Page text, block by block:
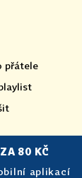
přátele
ZA 80 KČ
aplikací